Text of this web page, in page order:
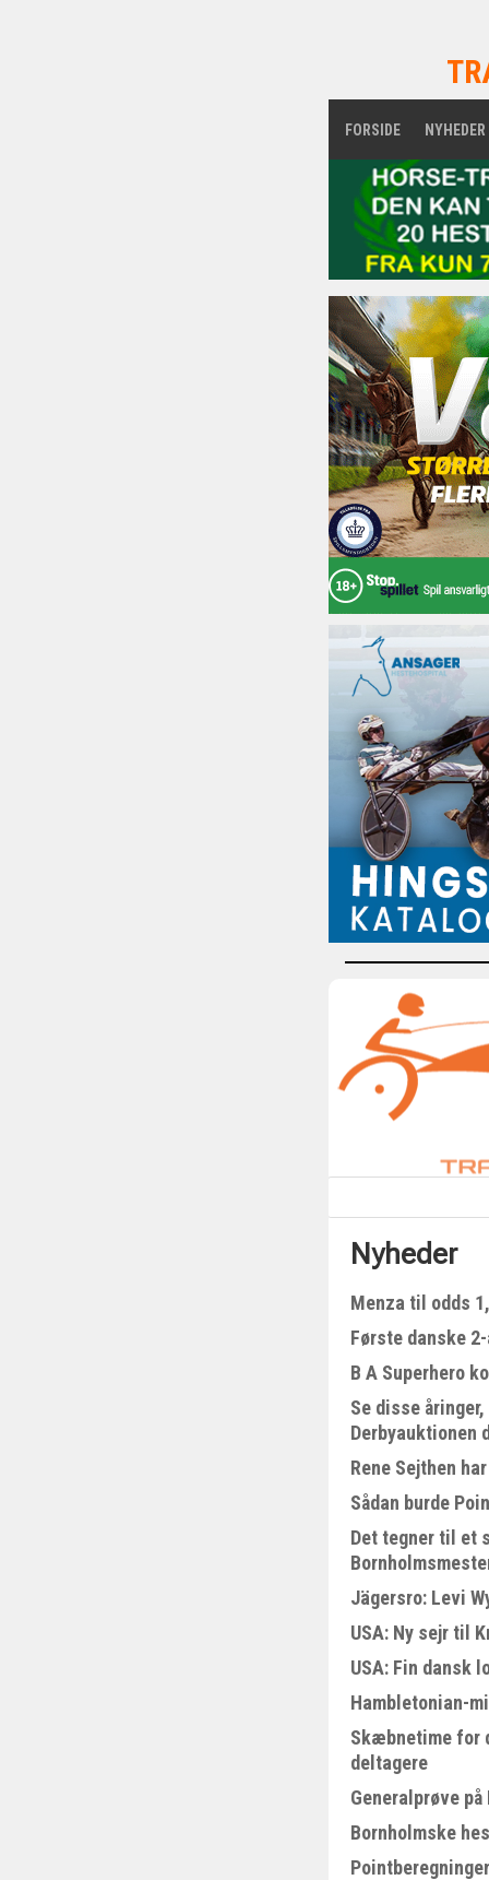
FORSIDE NYHEDER
Nyheder
Menza til odds
Første danske
B A Superhero
Se disse
Derbyauktionen
Rene Sejthen
Sådan burde
Det tegner til et
Jägersro: Levi
USA: Ny sejr til
USA: Fin dansk
Hambletonian-
Skæbnetime for
deltagere
Generalprøve
Bornholmske